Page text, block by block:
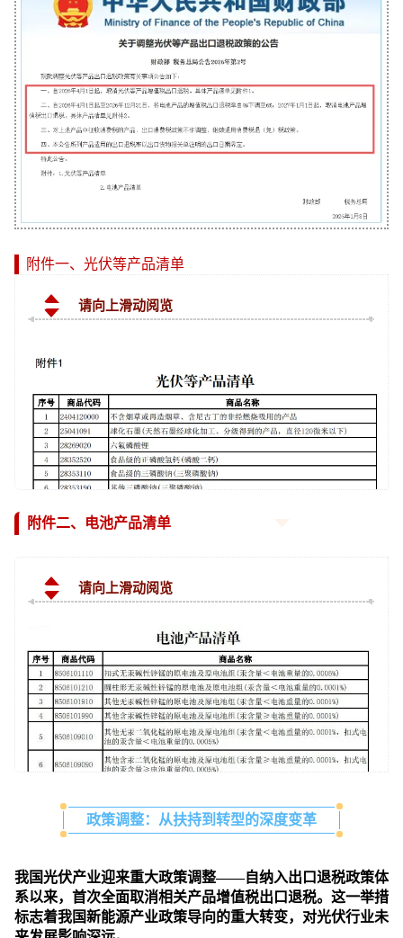
附件一、光伏等产品清单
请向上滑动阅览
附件二、电池产品清单
请向上滑动阅览
政策调整：从扶持到转型的深度变革
我国光伏产业迎来重大政策调整——自纳入出口退税政策体
系以来，首次全面取消相关产品增值税出口退税。这一举措
标志着我国新能源产业政策导向的重大转变，对光伏行业未